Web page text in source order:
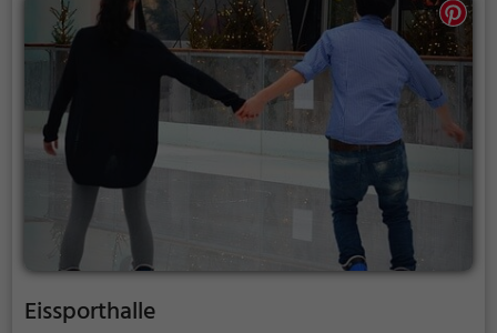
Eissporthalle